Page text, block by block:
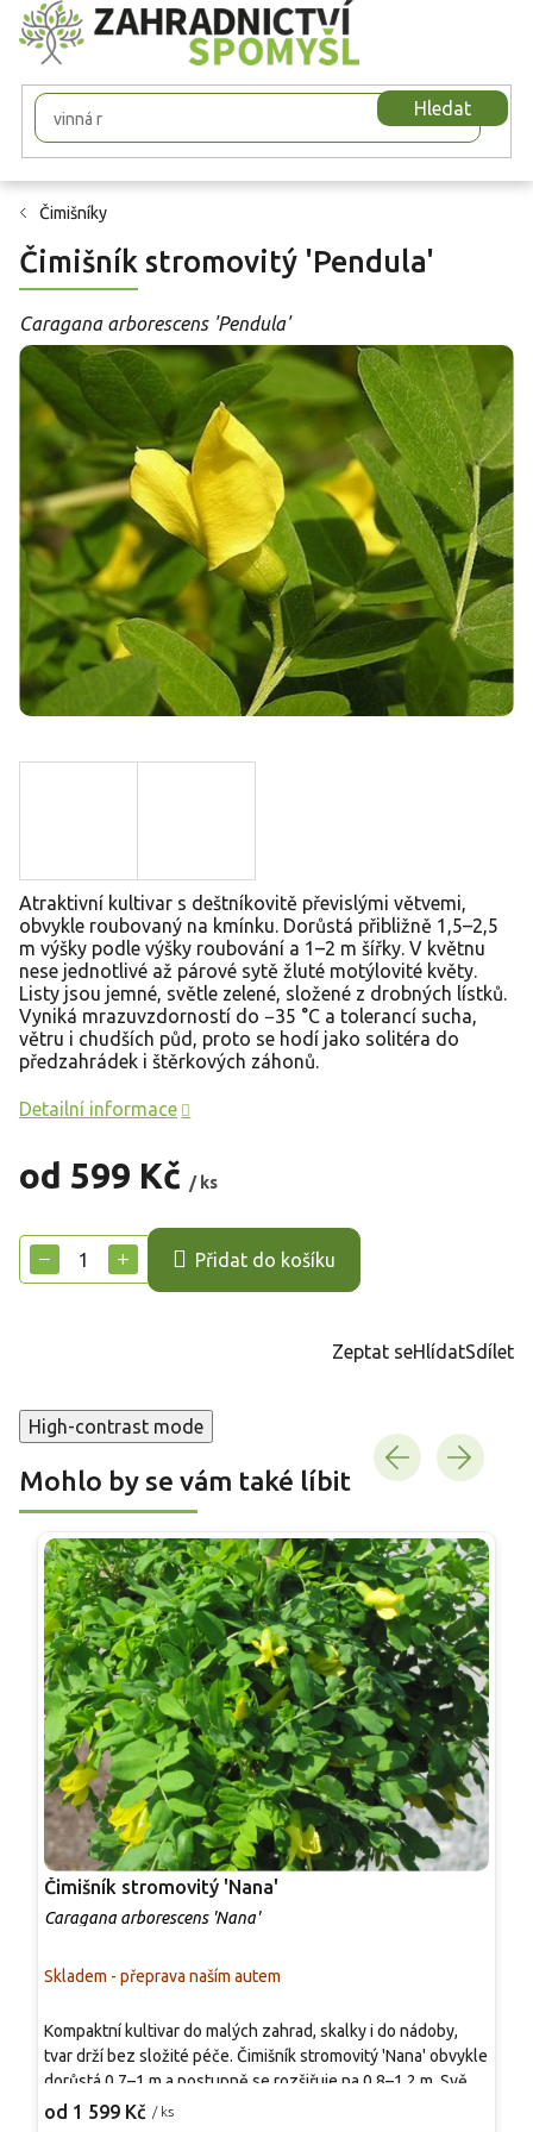
Přejít
na
obsah
Hledat
Čimišníky
Čimišník stromovitý 'Pendula'
Caragana arborescens 'Pendula'
od 599 Kč / ks
cena:
+
− Přidat do košíku
Atraktivní kultivar s deštníkovitě převislými větvemi,
obvykle roubovaný na kmínku. Dorůstá přibližně 1,5–2,5
m výšky podle výšky roubování a 1–2 m šířky. V květnu
nese jednotlivé až párové sytě žluté motýlovité květy.
Listy jsou jemné, světle zelené, složené z drobných lístků.
Vyniká mrazuvzdorností do −35 °C a tolerancí sucha,
větru i chudších půd, proto se hodí jako solitéra do
předzahrádek i štěrkových záhonů.
Detailní informace
Zeptat seHlídatSdílet
High-contrast mode
Mohlo by se vám také líbit
Čimišník stromovitý 'Nana'
Caragana arborescens 'Nana'
Skladem - přeprava naším autem
od 1 599 Kč / ks
Kompaktní kultivar do malých zahrad, skalky i do nádoby,
tvar drží bez složité péče. Čimišník stromovitý 'Nana' obvykle
dorůstá 0,7–1 m a postupně se rozšiřuje na 0,8–1,2 m. Světle
zelené sudozpeřené listy vytvářejí jemnou texturu, na